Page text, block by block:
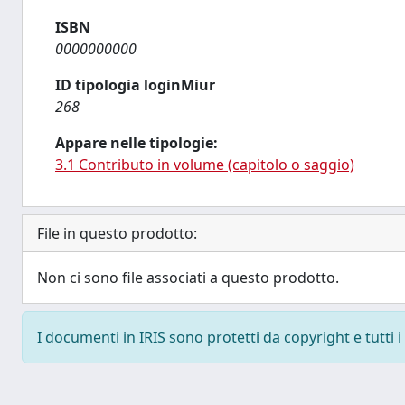
ISBN
0000000000
ID tipologia loginMiur
268
Appare nelle tipologie:
3.1 Contributo in volume (capitolo o saggio)
File in questo prodotto:
Non ci sono file associati a questo prodotto.
I documenti in IRIS sono protetti da copyright e tutti